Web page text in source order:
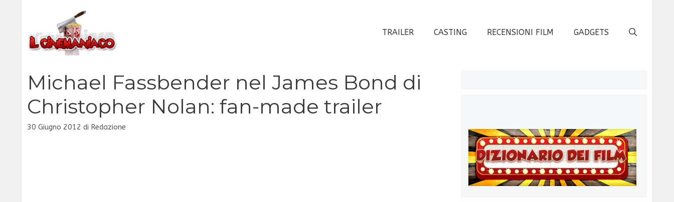
contenuto
TRAILER CASTING RECENSIONI FILM GADGETS
Michael Fassbender nel James Bond di
Christopher Nolan: fan-made trailer
30 Giugno 2012 di Redazione